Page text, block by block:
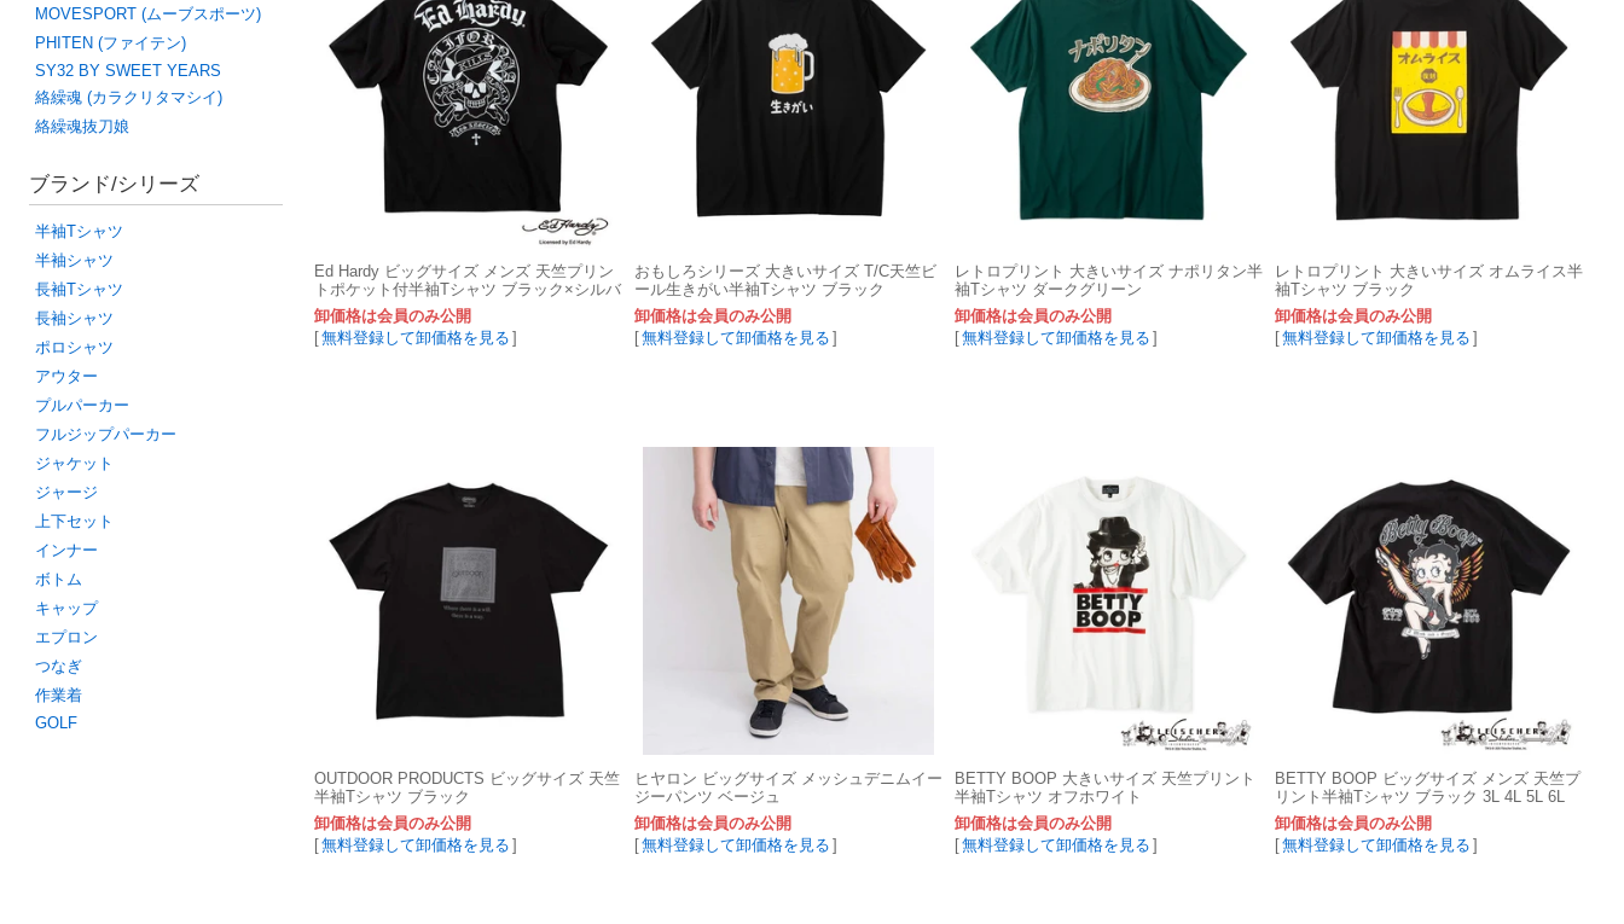
MOVESPORT (ムーブスポーツ)
PHITEN (ファイテン)
SY32 BY SWEET YEARS
絡繰魂 (カラクリタマシイ)
絡繰魂抜刀娘
ブランド/シリーズ
半袖Tシャツ
半袖シャツ
長袖Tシャツ
長袖シャツ
ポロシャツ
アウター
プルパーカー
フルジップパーカー
ジャケット
ジャージ
上下セット
インナー
ボトム
キャップ
エプロン
つなぎ
作業着
GOLF
Ed Hardy ビッグサイズ メンズ 天竺プリン
トポケット付半袖Tシャツ ブラック×シルバ
ー 3L 4L 5L 6L 8L
卸価格は会員のみ公開
[無料登録して卸価格を見る ]
おもしろシリーズ 大きいサイズ T/C天竺ビ
ール生きがい半袖Tシャツ ブラック
卸価格は会員のみ公開
[無料登録して卸価格を見る ]
レトロプリント 大きいサイズ ナポリタン半
袖Tシャツ ダークグリーン
卸価格は会員のみ公開
[無料登録して卸価格を見る ]
レトロプリント 大きいサイズ オムライス半
袖Tシャツ ブラック
卸価格は会員のみ公開
[無料登録して卸価格を見る ]
OUTDOOR PRODUCTS ビッグサイズ 天竺
半袖Tシャツ ブラック
卸価格は会員のみ公開
[無料登録して卸価格を見る ]
ヒヤロン ビッグサイズ メッシュデニムイー
ジーパンツ ベージュ
卸価格は会員のみ公開
[無料登録して卸価格を見る ]
BETTY BOOP 大きいサイズ 天竺プリント
半袖Tシャツ オフホワイト
卸価格は会員のみ公開
[無料登録して卸価格を見る ]
BETTY BOOP ビッグサイズ メンズ 天竺プ
リント半袖Tシャツ ブラック 3L 4L 5L 6L
卸価格は会員のみ公開
[無料登録して卸価格を見る ]